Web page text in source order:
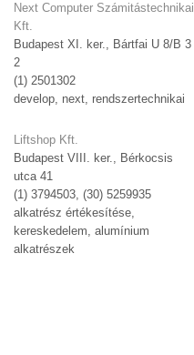
Next Computer Számitástechnikai
Kft.
Budapest XI. ker., Bártfai U 8/B 3
2
(1) 2501302
develop, next, rendszertechnikai
Liftshop Kft.
Budapest VIII. ker., Bérkocsis
utca 41
(1) 3794503, (30) 5259935
alkatrész értékesítése,
kereskedelem, alumínium
alkatrészek